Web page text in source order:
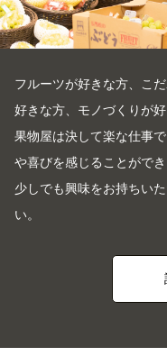
フルーツが好きな方、こ
好きな方、モノづくりが
果物屋は決して楽な仕事
や喜びを感じることができ
少しでも興味をお持ちい
い。